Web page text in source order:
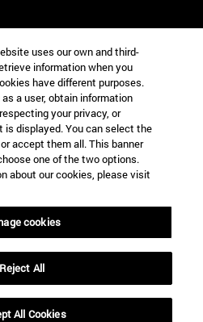
Nueva York EE.UU
81675 Múnich Alemania
573 01321001 Bela Vista Brasil
uses our own and third-
information when you
have different purposes.
a user, obtain information
your privacy, or
displayed. You can select the
accept them all. This banner
one of the two options.
about our cookies, please visit
cookies
Reject All
All Cookies